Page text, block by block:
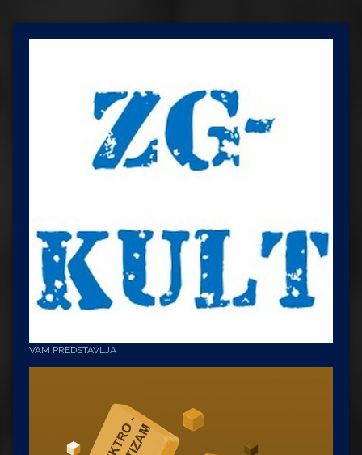
VAM PREDSTAVLJA :